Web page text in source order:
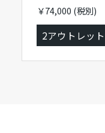
￥74,000 (税別)
2アウトレット